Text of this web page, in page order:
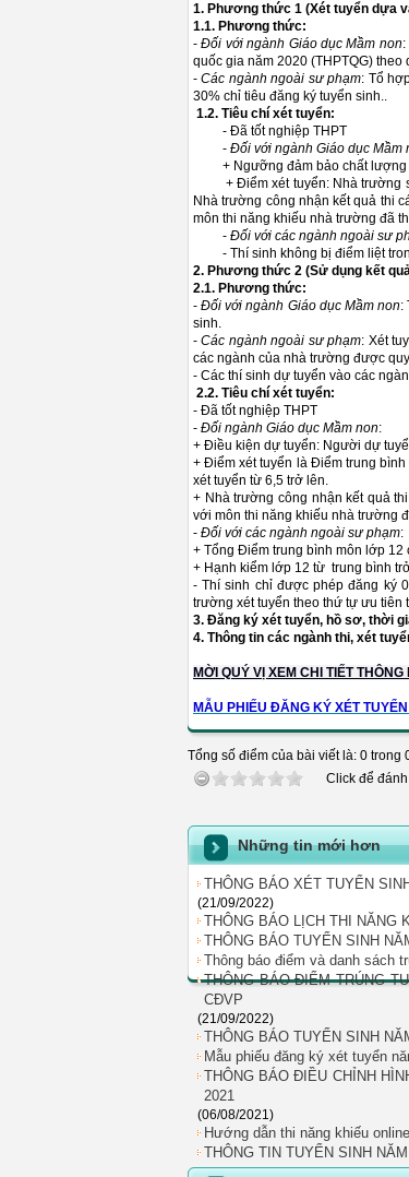
1. Phương thức 1 (Xét tuyển dựa
1.1. Phương thức:
-Đối với ngành Giáo dục Mầm non
quốc gia năm 2020 (THPTQG)
-Các ngành ngoài sư phạm: Tổ
30% chỉ tiêu đăng ký tuyển sinh..
1.2. Tiêu chí xét tuyển:
- Đã tốt nghiệp THPT
- Đối với ngành Giáo dục Mầm
+ Ngưỡng đảm bảo chất lượng
+ Điểm xét tuyển: Nhà trường sử
Nhà trường công nhận kết quả thi
môn thi năng khiếu nhà trường đã
- Đối với các ngành ngoài sư
- Thí sinh không bị điểm liệt
2. Phương thức 2 (Sử dụng kết
2.1. Phương thức:
-Đối với ngành Giáo dục Mầm non:
sinh.
-Các ngành ngoài sư phạm: Xét
các ngành của nhà trường được
- Các thí sinh dự tuyển vào các
2.2. Tiêu chí xét tuyển:
- Đã tốt nghiệp THPT
- Đối ngành Giáo dục Mầm non:
+ Điều kiện dự tuyển: Người dự
+ Điểm xét tuyển là Điểm trung
xét tuyển từ 6,5 trở lên.
+ Nhà trường công nhận kết quả
với môn thi năng khiếu nhà trường
- Đối với các ngành ngoài sư phạm:
+ Tổng Điểm trung bình môn lớp 12
+ Hạnh kiểm lớp 12 từ trung bình
- Thí sinh chỉ được phép đăng ký
trường xét tuyển theo thứ tự ưu tiên
3. Đăng ký xét tuyển, hồ sơ, thời
4. Thông tin các ngành thi, xét
MỜI QUÝ VỊ XEM CHI TIẾT
MẪU PHIẾU ĐĂNG KÝ XÉT
Tổng số điểm của bài viết là: 0 trong
Click để
Những tin mới hơn
THÔNG BÁO XÉT TUYỂN
(21/09/2022)
THÔNG BÁO LỊCH THI NĂNG
THÔNG BÁO TUYỂN SINH
Thông báo điểm và danh sách
THÔNG BÁO ĐIỂM TRÚNG
CĐVP
(21/09/2022)
THÔNG BÁO TUYỂN SINH
Mẫu phiếu đăng ký xét tuyển
THÔNG BÁO ĐIỀU CHỈNH
2021
(06/08/2021)
Hướng dẫn thi năng khiếu
THÔNG TIN TUYỂN SINH